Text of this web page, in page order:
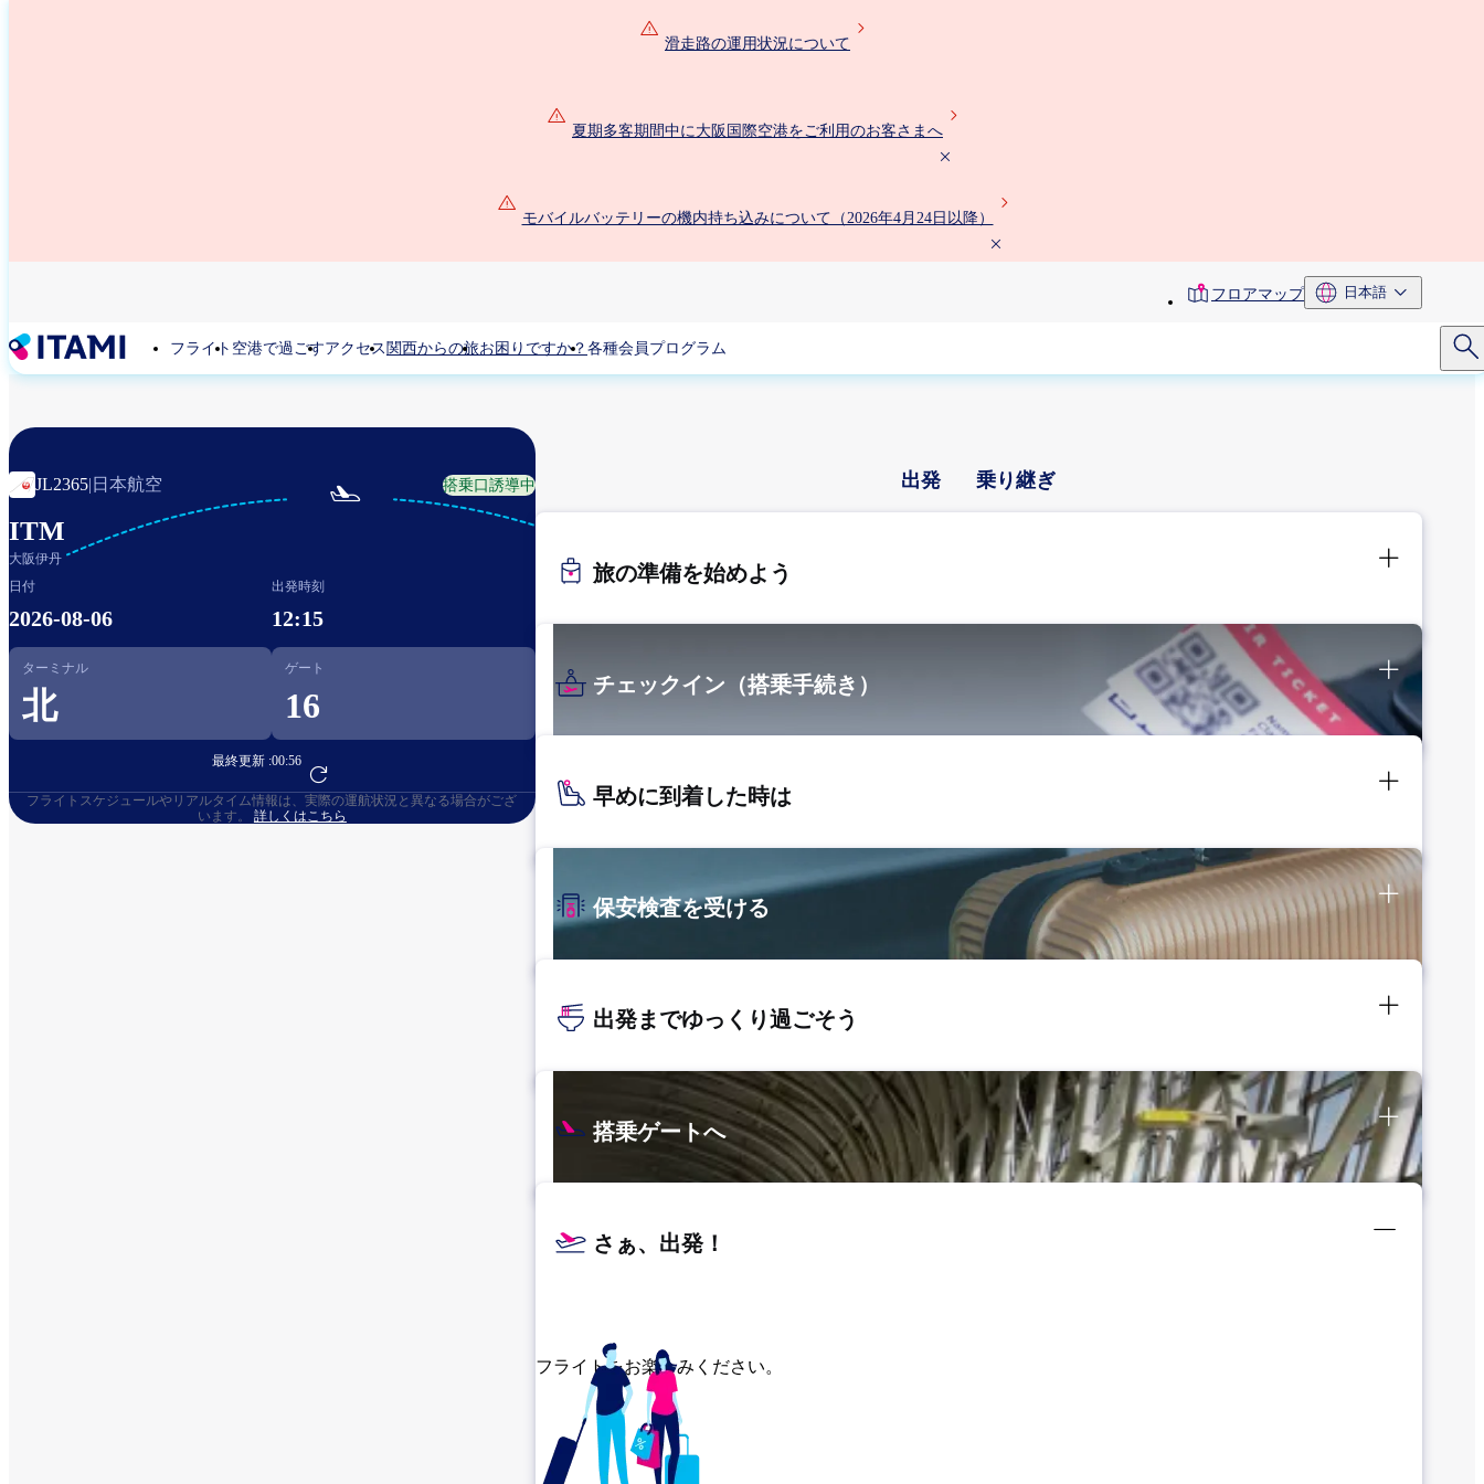
滑走路の運用状況について
夏期多客期間中に大阪国際空港をご利用のお客さまへ
モバイルバッテリーの機内持ち込みについて（2026年4月24日以降）
toolbarフロアマップ 日本語
フライト 空港で過ごすアクセス 関西からの旅お困りですか？ 各種会員プログラム
JL2365| 日本航空 搭乗口誘導中
ITM
大阪伊丹

大分
日付
2026-08-06
出発時刻
12:15
ターミナル
北
ゲート
16
最終更新 :00:56
フライト予約へ
フライトスケジュールやリアルタイム情報は、実際の運航状況と異なる場合がござ
います。 詳しくはこちら
出発 乗り継ぎ
旅の準備を始めよう
チェックイン（搭乗手続き）
早めに到着した時は
保安検査を受ける
出発までゆっくり過ごそう
搭乗ゲートへ
さぁ、出発！
フライトをお楽しみください。